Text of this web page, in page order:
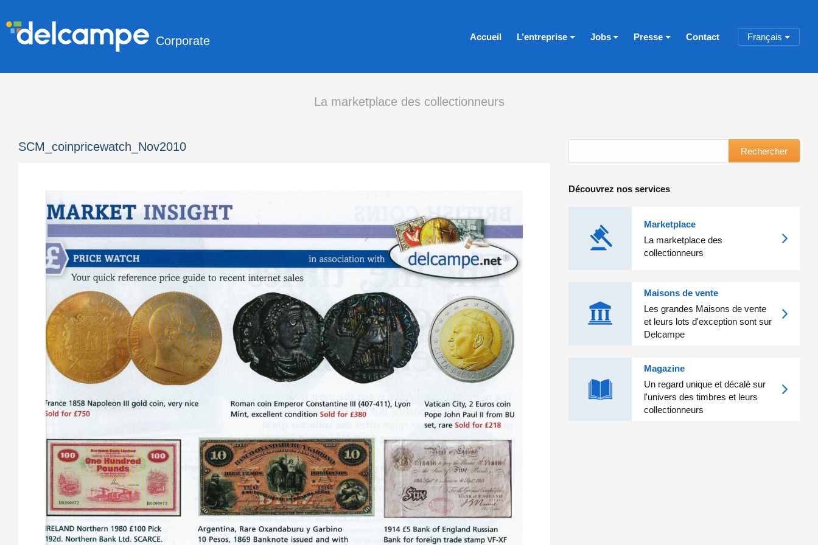
Corporate Accueil L’entreprise Jobs Presse Contact Français
La marketplace des collectionneurs
SCM_coinpricewatch_Nov2010 Rechercher
Découvrez nos services
Marketplace
La marketplace des
collectionneurs
Maisons de vente
Les grandes Maisons de vente
et leurs lots d'exception sont sur
Delcampe
Magazine
Un regard unique et décalé sur
l'univers des timbres et leurs
collectionneurs